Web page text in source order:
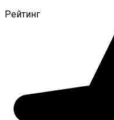
Рейтинг